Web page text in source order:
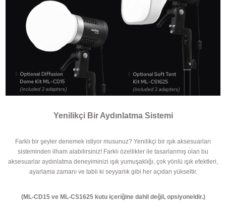
Yenilikçi Bir Aydınlatma Sistemi
Farklı bir şeyler denemek istiyor musunuz? Yenilikçi bir ışık aksesuarları
sisteminden ilham alabilirsiniz! Farklı özellikler ile tasarlanmış olan bu
aksesuarlar aydınlatma deneyiminizi ışık yumuşaklığı, çok yönlü ışık efektleri,
ayarlama zamanı ve tabii ki seyyarlık gibi her açıdan yükseltir.
(ML-CD15 ve ML-CS1625 kutu içeriğine dahil değil, opsiyoneldir.)